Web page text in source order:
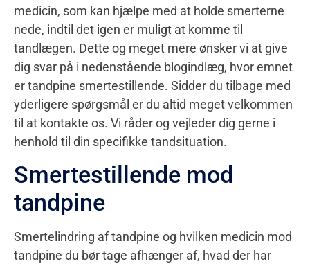
medicin, som kan hjælpe med at holde smerterne
nede, indtil det igen er muligt at komme til
tandlægen. Dette og meget mere ønsker vi at give
dig svar på i nedenstående blogindlæg, hvor emnet
er tandpine smertestillende. Sidder du tilbage med
yderligere spørgsmål er du altid meget velkommen
til at kontakte os. Vi råder og vejleder dig gerne i
henhold til din specifikke tandsituation.
Smertestillende mod
tandpine
Smertelindring af tandpine og hvilken medicin mod
tandpine du bør tage afhænger af, hvad der har